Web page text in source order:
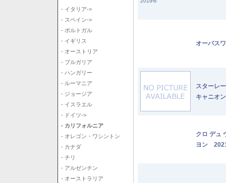
- イタリア->
- スペイン->
- ポルトガル
- イギリス
- オーストリア
- ブルガリア
- ハンガリー
- ルーマニア
- ジョージア
- イスラエル
- ドイツ->
- カリフォルニア
- オレゴン・ワシントン
- カナダ
- チリ
- アルゼンチン
- オーストラリア
オーパス
スターレ
キャニオ
クロ デュ
ヨン